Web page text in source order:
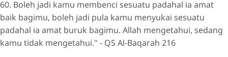
60. Boleh jadi kamu membenci sesuatu padahal ia amat
baik bagimu, boleh jadi pula kamu menyukai sesuatu
padahal ia amat buruk bagimu. Allah mengetahui, sedang
kamu tidak mengetahui." - QS Al-Baqarah 216